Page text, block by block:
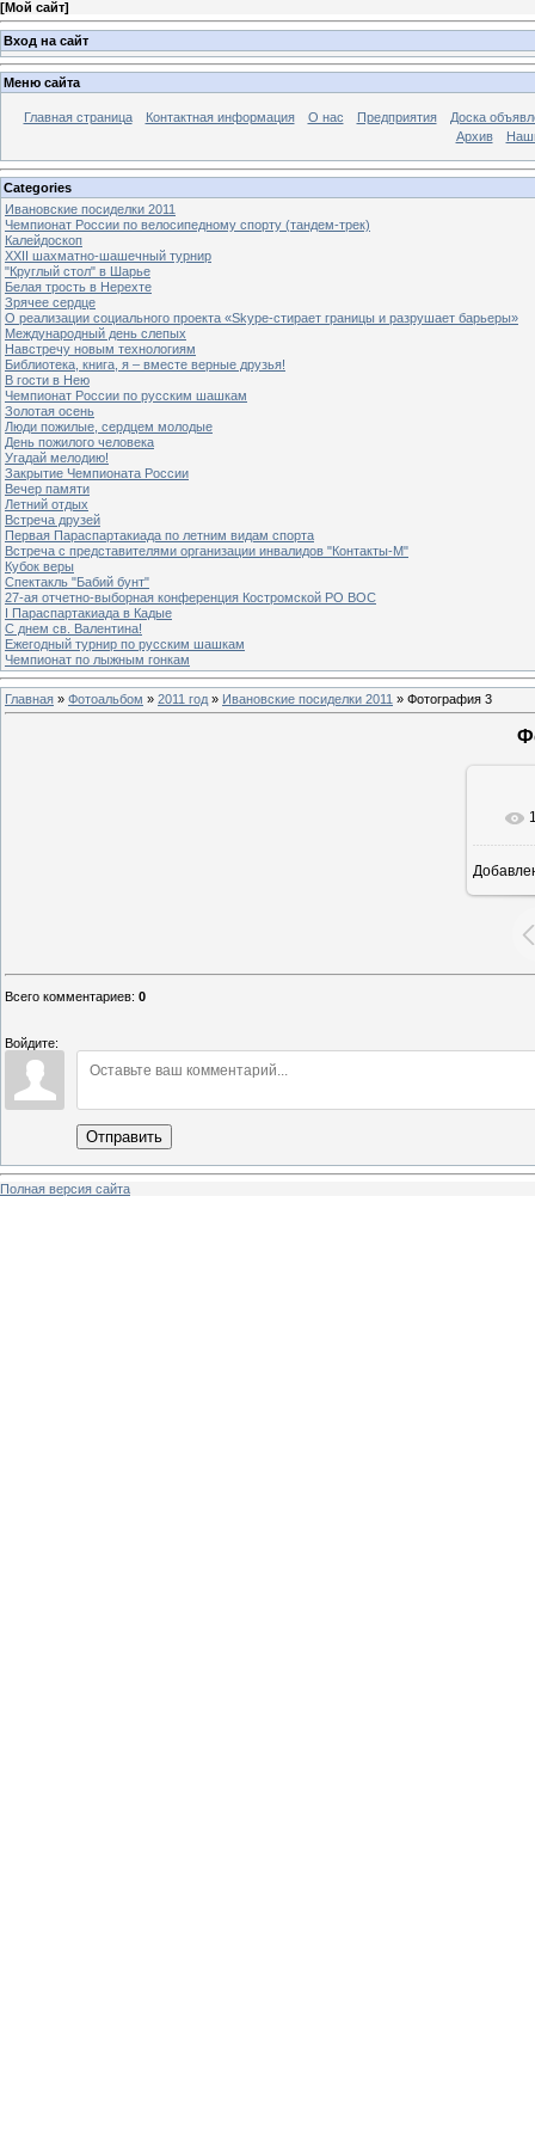
[Мой сайт]
Вход на сайт
Меню сайта
Главная страница Контактная информация О нас Предприятия
Доска
Архив
Categories
Ивановские посиделки 2011
Чемпионат России по велосипедному спорту (тандем-трек)
Калейдоскоп
XXII шахматно-шашечный турнир
"Круглый стол" в Шарье
Белая трость в Нерехте
Зрячее сердце
О реализации социального проекта «Skype-стирает границы и разрушает барьеры»
Международный день слепых
Навстречу новым технологиям
Библиотека, книга, я – вместе верные друзья!
В гости в Нею
Чемпионат России по русским шашкам
Золотая осень
Люди пожилые, сердцем молодые
День пожилого человека
Угадай мелодию!
Закрытие Чемпионата России
Вечер памяти
Летний отдых
Встреча друзей
Первая Параспартакиада по летним видам спорта
Встреча с представителями организации инвалидов "Контакты-М"
Кубок веры
Спектакль "Бабий бунт"
27-ая отчетно-выборная конференция Костромской РО ВОС
I Параспартакиада в Кадые
С днем св. Валентина!
Ежегодный турнир по русским шашкам
Чемпионат по лыжным гонкам
Главная » Фотоальбом » 2011 год » Ивановские посиделки 2011 » Фотография 3
Всего комментариев: 0
Войдите:
Отправить
Полная версия сайта